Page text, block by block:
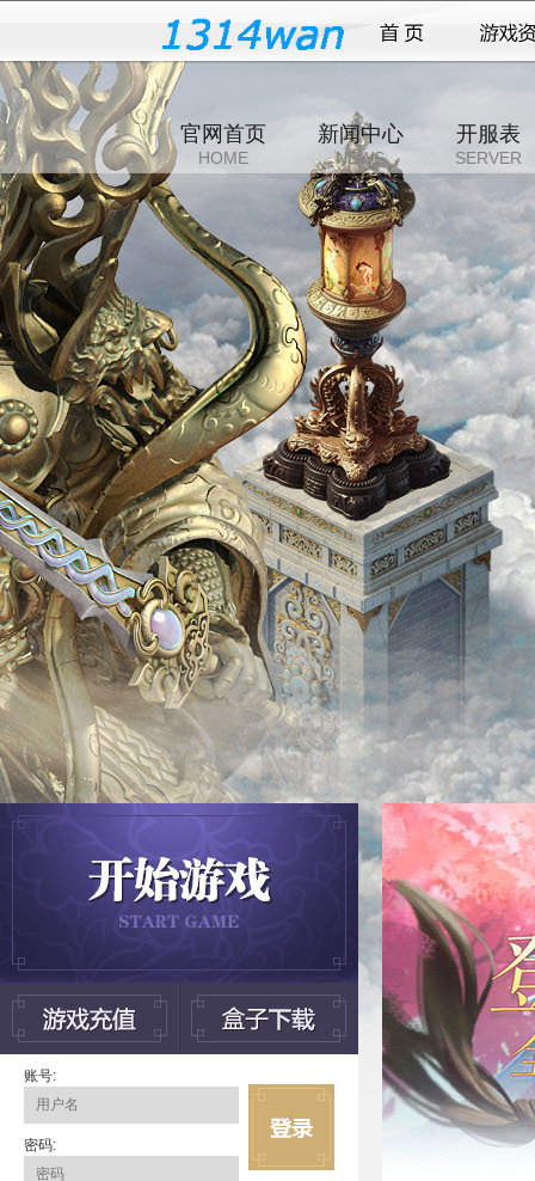
官网首页
HOME
新闻中心
NEWS
开服表
SERVER
账号:
密码: